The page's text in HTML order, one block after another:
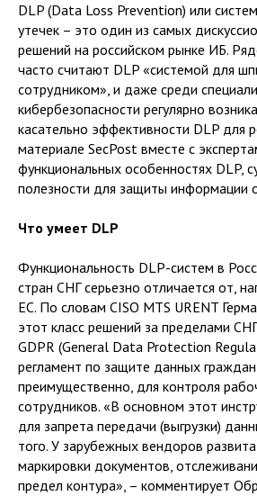
DLP (Data Loss Prevention) или
утечек – это один из самых
решений на российском рынке ИБ.
часто считают DLP «системой для
сотрудником», и даже среди
кибербезопасности регулярно
касательно эффективности DLP для
материале SecPost вместе с
функциональных особенностях DLP,
полезности для защиты информации
Что умеет DLP
Функциональность DLP-систем в
стран СНГ серьезно отличается от,
ЕС. По словам CISO MTS URENT
этот класс решений за пределами
GDPR (General Data Protection
регламент по защите данных
преимущественно, для контроля
сотрудников. «В основном этот
для запрета передачи (выгрузки)
того. У зарубежных вендоров
маркировки документов,
предел контура», – комментирует